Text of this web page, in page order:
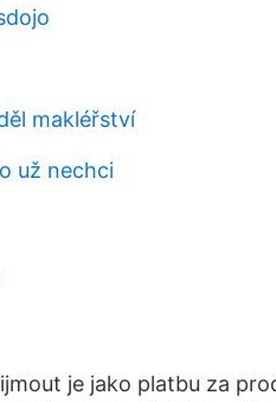
makléřství
už nechci
je jako platbu za